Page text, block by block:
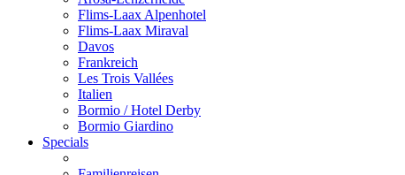
Flims-Laax Alpenhotel
Flims-Laax Miraval
Davos
Frankreich
Les Trois Vallées
Italien
Bormio / Hotel Derby
Bormio Giardino
Specials